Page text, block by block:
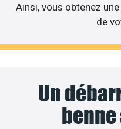
Ainsi, vous obtenez
de
Un